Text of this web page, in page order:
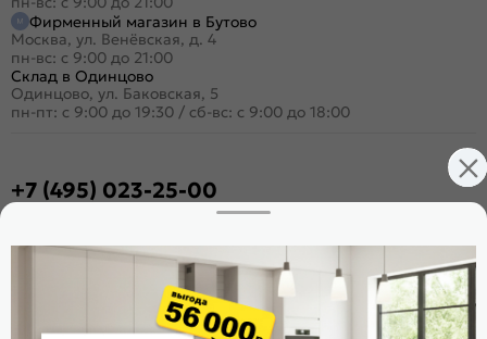
Фирменный магазин в Бутово
Москва, ул. Венёвская, д. 4
пн-вс: с 9:00 до 21:00
Склад в Одинцово
Одинцово, ул. Баковская, 5
пн-пт: с 9:00 до 19:30 / сб-вс: с 9:00 до 18:00
+7 (495) 023-25-00
Стать дилером
Расскажите о нас
Поделиться